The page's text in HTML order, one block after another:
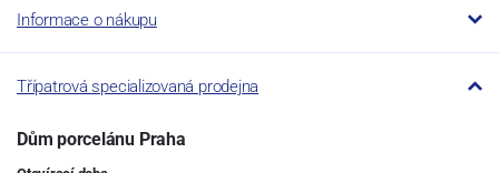
Informace o nákupu
Třípatrová specializovaná prodejna
Dům porcelánu Praha